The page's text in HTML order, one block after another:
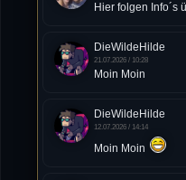
Hier folgen Info´s
DieWildeHilde
21.07.2026 / 10:28
Moin Moin
DieWildeHilde
12.07.2026 / 14:14
Moin Moin